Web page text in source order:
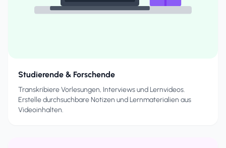
Studierende & Forschende
Transkribiere Vorlesungen, Interviews und Lernvideos.
Erstelle durchsuchbare Notizen und Lernmaterialien aus
Videoinhalten.